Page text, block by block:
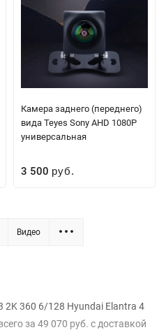
Камера заднего (переднего)
вида Teyes Sony AHD 1080P
универсальная
3 500 руб.
Видео
2K 360 6/128 Hyundai Elantra 4
за 49 070 руб. с доставкой